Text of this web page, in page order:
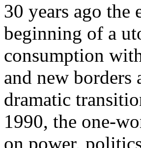
30 years ago the
beginning of a
consumption
and new borders
dramatic
1990, the one-
on power,